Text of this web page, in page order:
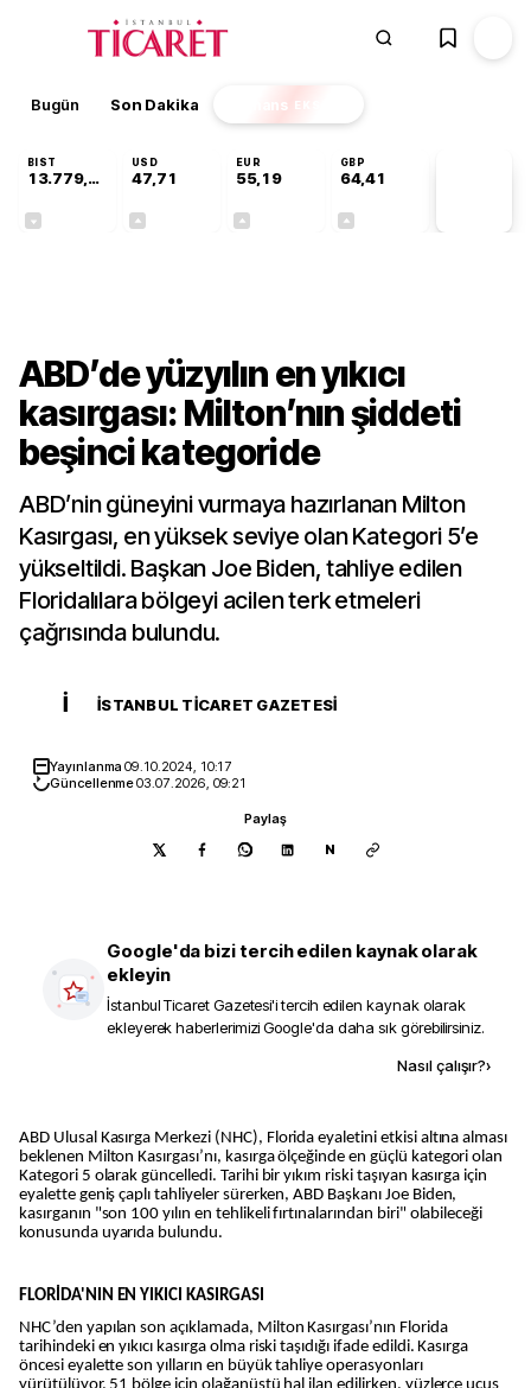
Bugün Son Dakika Finans EKSTRA
BIST
13.779,39
USD
47,71
EUR
55,19
GBP
64,41
ABD’de yüzyılın en yıkıcı
kasırgası: Milton’nın şiddeti
beşinci kategoride
ABD’nin güneyini vurmaya hazırlanan Milton
Kasırgası, en yüksek seviye olan Kategori 5’e
yükseltildi. Başkan Joe Biden, tahliye edilen
Floridalılara bölgeyi acilen terk etmeleri
çağrısında bulundu.
İ İSTANBUL TICARET GAZETESI
Yayınlanma09.10.2024, 10:17
Güncellenme03.07.2026, 09:21
Paylaş
N
Google'da bizi tercih edilen kaynak olarak
ekleyin
İstanbul Ticaret Gazetesi'i tercih edilen kaynak olarak
ekleyerek haberlerimizi Google'da daha sık görebilirsiniz.
Nasıl çalışır?›
ABD Ulusal Kasırga Merkezi (NHC), Florida eyaletini etkisi altına alması
beklenen Milton Kasırgası’nı, kasırga ölçeğinde en güçlü kategori olan
Kategori 5 olarak güncelledi. Tarihi bir yıkım riski taşıyan kasırga için
eyalette geniş çaplı tahliyeler sürerken, ABD Başkanı Joe Biden,
kasırganın "son 100 yılın en tehlikeli fırtınalarından biri" olabileceği
konusunda uyarıda bulundu.
FLORİDA'NIN EN YIKICI KASIRGASI
NHC’den yapılan son açıklamada, Milton Kasırgası’nın Florida
tarihindeki en yıkıcı kasırga olma riski taşıdığı ifade edildi. Kasırga
öncesi eyalette son yılların en büyük tahliye operasyonları